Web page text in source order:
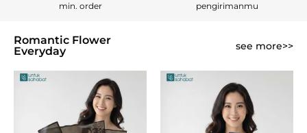
min. order
pengirimanmu
Romantic Flower
Everyday
see more>>